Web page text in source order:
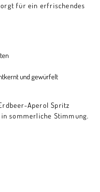
für ein erfrischendes
und gewürfelt
Aperol Spritz
sommerliche Stimmung.